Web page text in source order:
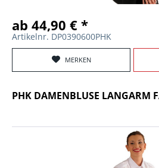
ab 44,90 € *
Artikelnr. DP0390600PHK
MERKEN
PHK DAMENBLUSE LANGARM